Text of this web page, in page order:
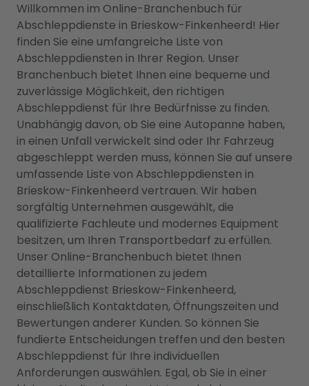
Willkommen im Online-Branchenbuch für
Abschleppdienste in Brieskow-Finkenheerd! Hier
finden Sie eine umfangreiche Liste von
Abschleppdiensten in Ihrer Region. Unser
Branchenbuch bietet Ihnen eine bequeme und
zuverlässige Möglichkeit, den richtigen
Abschleppdienst für Ihre Bedürfnisse zu finden.
Unabhängig davon, ob Sie eine Autopanne haben,
in einen Unfall verwickelt sind oder Ihr Fahrzeug
abgeschleppt werden muss, können Sie auf unsere
umfassende Liste von Abschleppdiensten in
Brieskow-Finkenheerd vertrauen. Wir haben
sorgfältig Unternehmen ausgewählt, die
qualifizierte Fachleute und modernes Equipment
besitzen, um Ihren Transportbedarf zu erfüllen.
Unser Online-Branchenbuch bietet Ihnen
detaillierte Informationen zu jedem
Abschleppdienst Brieskow-Finkenheerd,
einschließlich Kontaktdaten, Öffnungszeiten und
Bewertungen anderer Kunden. So können Sie
fundierte Entscheidungen treffen und den besten
Abschleppdienst für Ihre individuellen
Anforderungen auswählen. Egal, ob Sie in einer